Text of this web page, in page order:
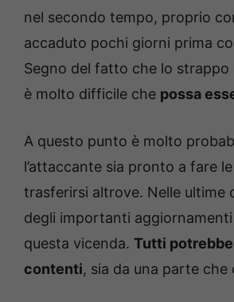
nel secondo tempo, proprio
accaduto pochi giorni prima
Segno del fatto che lo strappo
è molto difficile che possa
A questo punto è molto
l’attaccante sia pronto a fare
trasferirsi altrove. Nelle ultime
degli importanti
questa vicenda. Tutti
contenti, sia da una parte che